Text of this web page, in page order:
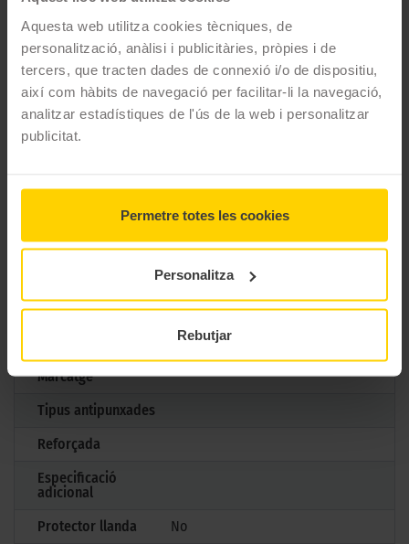
Aquesta web utilitza cookies tècniques, de
personalització, anàlisi i publicitàries, pròpies i de
tercers, que tracten dades de connexió i/o de dispositiu,
així com hàbits de navegació per facilitar-li la navegació,
analitzar estadístiques de l'ús de la web i personalitzar
publicitat.
Permetre totes les cookies
Personalitza
Rebutjar
extraordinàriament el consum. Com succeeix amb moltes de les
rodes de Falken, aquest pneumàtic ofereix unes prestacions i
un nivell de qualitat a un preu molt ben ajustat.
CARACTERÍSTIQUES TÈCNIQUES
SINCERA SN110
Mesures
175/65 R15 84 T
Estiu
M+S
No
No
Marcatge
Tipus antipunxades
Reforçada
Especificació
adicional
Protector llanda
No